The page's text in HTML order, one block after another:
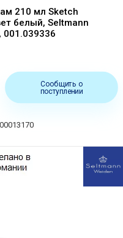
210 мл Sketch
белый, Seltmann
001.039336
Сообщить о
поступлении